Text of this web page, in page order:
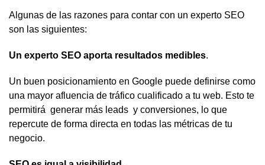
Algunas de las razones para contar con un experto SEO
son las siguientes:
Un experto SEO aporta resultados medibles.
Un buen posicionamiento en Google puede definirse como
una mayor afluencia de tráfico cualificado a tu web. Esto te
permitirá generar más leads y conversiones, lo que
repercute de forma directa en todas las métricas de tu
negocio.